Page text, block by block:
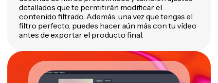
detallados que te permitirán modificar el
contenido filtrado. Además, una vez que tengas el
filtro perfecto, puedes hacer aún más con tu vídeo
antes de exportar el producto final.